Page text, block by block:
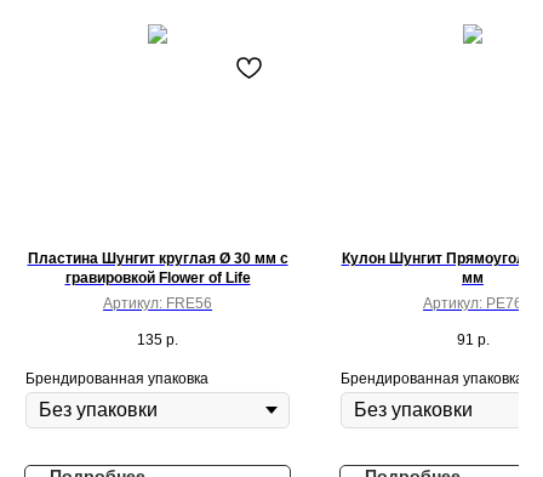
Пластина Шунгит круглая Ø 30 мм с
гравировкой Flower of Life
Артикул: FRE56
135 р.
Брендированная упаковка
Кулон Шунгит
мм
Артикул: PE76
91 р.
Брендированная упаковка